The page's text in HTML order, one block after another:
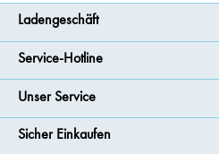
Ladengeschäft
Service-Hotline
Unser Service
Sicher Einkaufen